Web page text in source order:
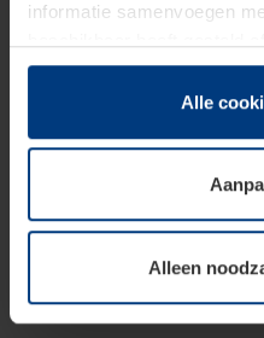
informatie samenvoegen
hun diensten hebben
Juridisch hebben wij het
van deze pagina's
soorten cookies is uw
toestemming kunt u op elk
wijzigen of herroepen.
Alle
Alleen